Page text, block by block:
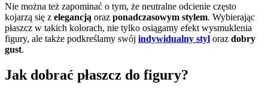
Nie można też zapominać o tym, że neutralne odcienie często
kojarzą się z elegancją oraz ponadczasowym stylem. Wybierając
płaszcz w takich kolorach, nie tylko osiągamy efekt wysmuklenia
figury, ale także podkreślamy swój indywidualny styl oraz dobry
gust.
Jak dobrać płaszcz do figury?